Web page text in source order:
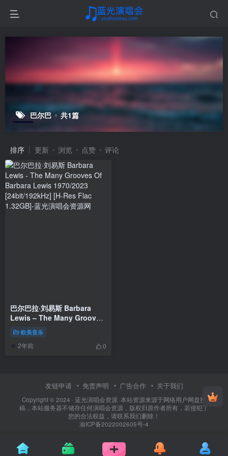
巴尔巴 共1篇
排序 更新 浏览 点赞 评论
巴尔巴拉·刘易斯 Barbara
Lewis – The Many Grooves
Of Barbara Lewis 1970/2023
[24bit/192kHz] [H-Res Flac
1.32GB]
欧美音乐
2年前 0
友链申请 免责声明 广告合作 关于我们
Copyright © 2024 · 蓝光演唱会资源 ·本站资源来源于网络用户网盘投
稿，本站服务器不储存任何演唱会资源，版权归原作者所有，若侵犯了
您的合法权益，请联系我们删除！
渝ICP备2022002605号-4